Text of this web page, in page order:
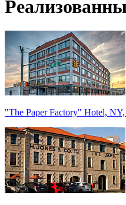
"The Paper Factory" Hotel,